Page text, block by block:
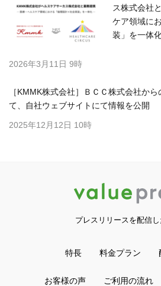
ス株式会社
ケア領域に
装」を一体
2026年3月11日 9時
［KMMK株式会社］ＢＣＣ株式会社か
て、自社ウェブサイトにて情報を公開
2025年12月12日 10時
プレスリリースを配信
特長 料金プラン
お客様の声 ご利用の流れ